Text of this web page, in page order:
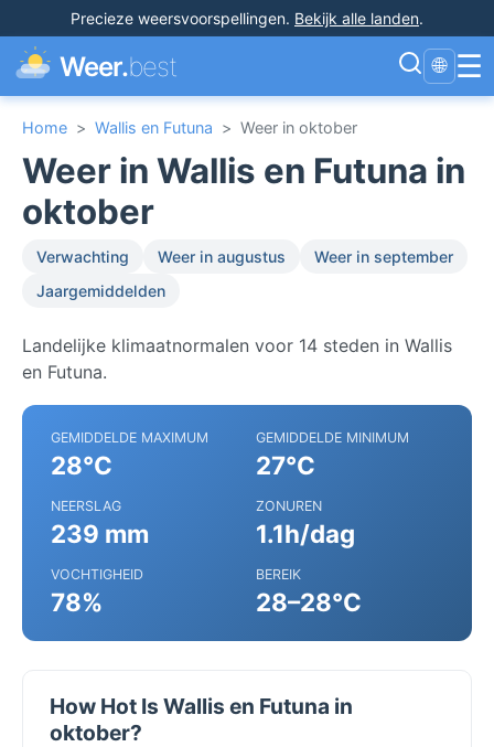
Precieze weersvoorspellingen. Bekijk alle landen.
Weer.best 🌐 ☰
Home > Wallis en Futuna > Weer in oktober
Weer in Wallis en Futuna in
oktober
Verwachting Weer in augustus
Weer in september
Jaargemiddelden
Landelijke klimaatnormalen voor 14 steden in Wallis
en Futuna.
GEMIDDELDE MAXIMUM
28°C
GEMIDDELDE MINIMUM
27°C
NEERSLAG
239 mm
ZONUREN
1.1h/dag
VOCHTIGHEID
78%
BEREIK
28–28°C
How Hot Is Wallis en Futuna in
oktober?